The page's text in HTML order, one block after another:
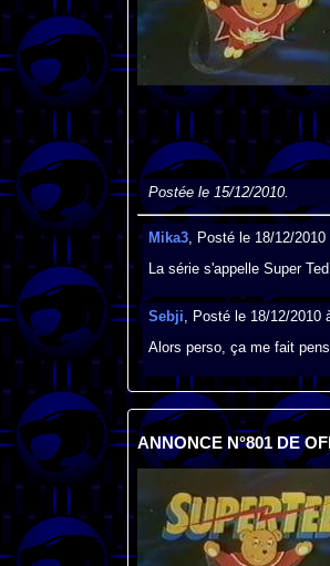
Postée le 15/12/2010.
Mika3, Posté le 18/12/2010
La série s'appelle Super
Sebji, Posté le 18/12/2010
Alors perso, ça me fait
ANNONCE N°801 DE